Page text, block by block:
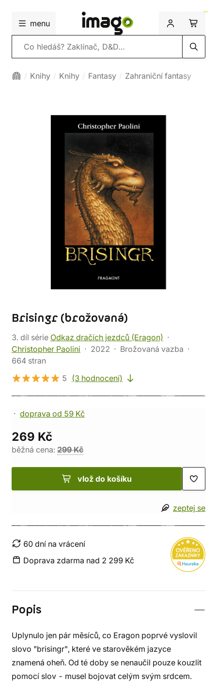
menu
Vyhledávání
Knihy Knihy Fantasy Zahraniční fantasy
Brisingr (brožovaná)
3. díl série Odkaz dračích jezdců (Eragon)
Christopher Paolini
2022
Brožovaná vazba
664 stran
5
(3 hodnocení)
doprava od 59 Kč
269 Kč
běžná cena: 299 Kč
vlož do košíku
zeptej se
60 dní na vrácení
Doprava zdarma nad 2 299 Kč
Popis
Uplynulo jen pár měsíců, co Eragon poprvé vyslovil
slovo "brisingr", které ve starověkém jazyce
znamená oheň. Od té doby se nenaučil pouze kouzlit
pomocí slov - musel bojovat celým svým srdcem.